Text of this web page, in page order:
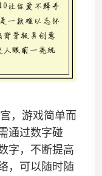
，游戏简单而
通过数字碰
字，不断提高
，可以随时随